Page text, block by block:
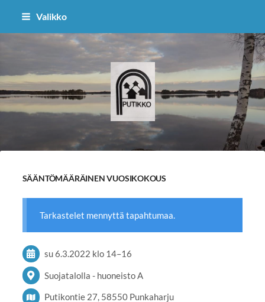
Siirry
Valikko
Putikko - kyläyhdistys
SÄÄNTÖMÄÄRÄINEN VUOSIKOKOUS
Tarkastelet mennyttä tapahtumaa.
su 6.3.2022 klo 14–16
Suojatalolla - huoneisto A
Putikontie 27, 58550 Punkaharju